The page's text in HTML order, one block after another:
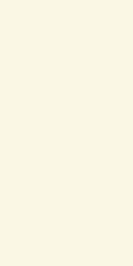
як засіб
імен осіб як
імен